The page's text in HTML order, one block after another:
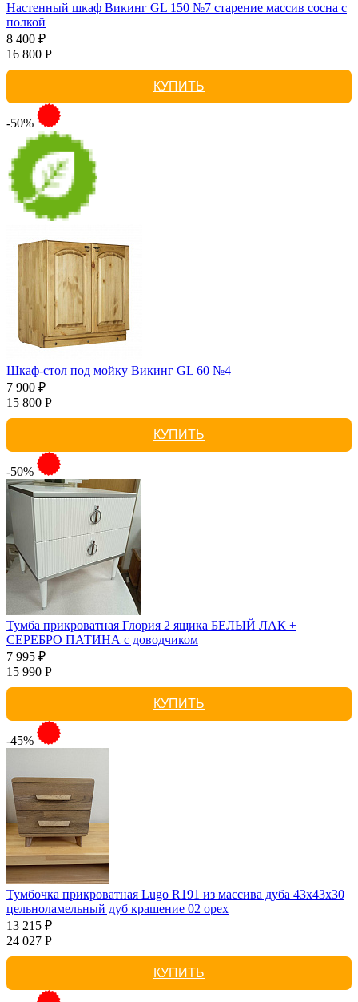
Настенный шкаф Викинг GL 150 №7 старение массив сосна с
полкой
8 400 ₽
16 800 Р
КУПИТЬ
-50%
Шкаф-стол под мойку Викинг GL 60 №4
7 900 ₽
15 800 Р
КУПИТЬ
-50%
Тумба прикроватная Глория 2 ящика БЕЛЫЙ ЛАК +
СЕРЕБРО ПАТИНА с доводчиком
7 995 ₽
15 990 Р
КУПИТЬ
-45%
Тумбочка прикроватная Lugo R191 из массива дуба 43х43х30
цельноламельный дуб крашение 02 орех
13 215 ₽
24 027 Р
КУПИТЬ